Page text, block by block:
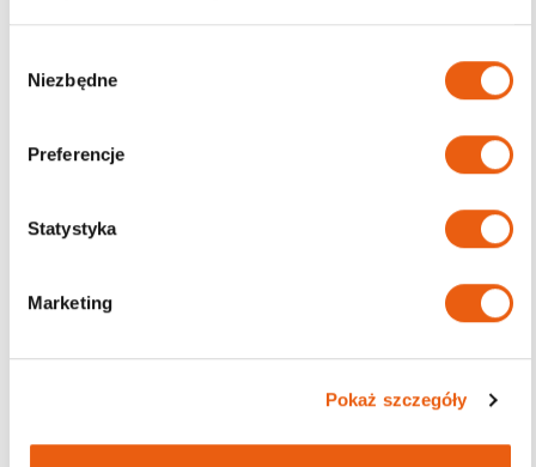
Niezbędne
Preferencje
Statystyka
Marketing
Pokaż szczegóły